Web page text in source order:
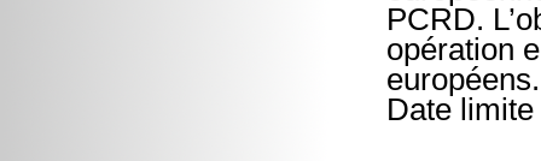
PCRD.
opération
européens.
Date